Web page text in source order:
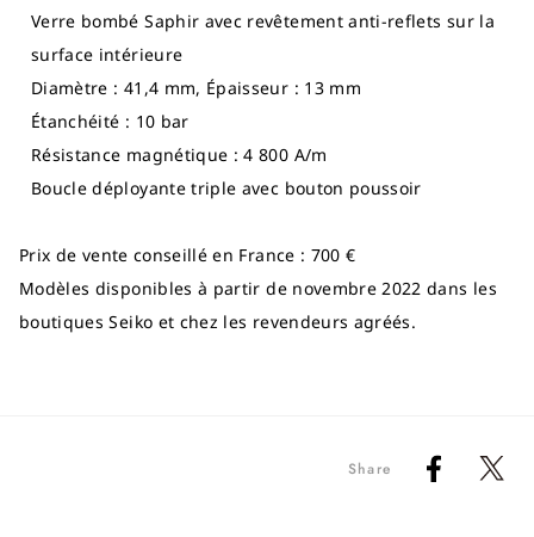
Verre bombé Saphir avec revêtement anti-reflets sur la
surface intérieure
Diamètre : 41,4 mm, Épaisseur : 13 mm
Étanchéité : 10 bar
Résistance magnétique : 4 800 A/m
Boucle déployante triple avec bouton poussoir
Prix de vente conseillé en France : 700 €
Modèles disponibles à partir de novembre 2022 dans les
boutiques Seiko et chez les revendeurs agréés.
Share